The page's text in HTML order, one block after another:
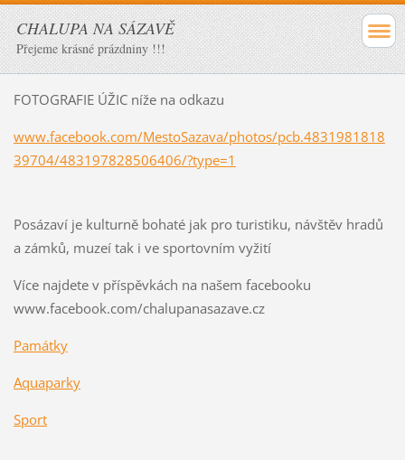
CHALUPA NA SÁZAVĚ
Přejeme krásné prázdniny !!!
FOTOGRAFIE ÚŽIC níže na odkazu
www.facebook.com/MestoSazava/photos/pcb.4831981818
39704/483197828506406/?type=1
Posázaví je kulturně bohaté jak pro turistiku, návštěv hradů
a zámků, muzeí tak i ve sportovním vyžití
Více najdete v příspěvkách na našem facebooku
www.facebook.com/chalupanasazave.cz
Památky
Aquaparky
Sport